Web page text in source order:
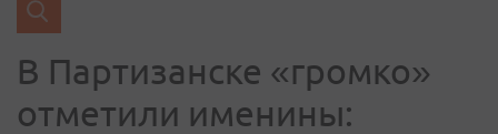
В Партизанске «громко»
отметили именины: